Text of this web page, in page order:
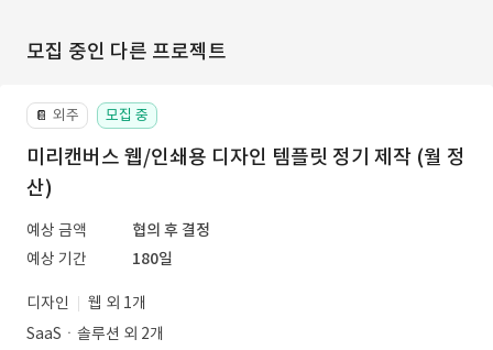
모집 중인 다른 프로젝트
📔 외주 모집 중
미리캔버스 웹/인쇄용 디자인 템플릿 정기 제작 (월 정
산)
예상 금액
협의 후 결정
예상 기간
180일
디자인
웹 외 1개
SaaSㆍ솔루션 외 2개